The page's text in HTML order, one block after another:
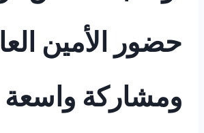
حضور الأمين
ومشاركة واسعة